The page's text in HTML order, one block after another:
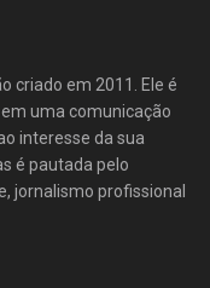
criado em 2011. Ele é
uma comunicação
interesse da sua
é pautada pelo
jornalismo profissional